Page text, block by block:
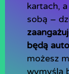
kartach,
sobą –
będą
możesz
wymyślą